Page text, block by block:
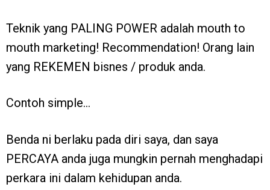
Teknik yang PALING POWER adalah mouth to
mouth marketing! Recommendation! Orang lain
yang REKEMEN bisnes / produk anda.
Contoh simple…
Benda ni berlaku pada diri saya, dan saya
PERCAYA anda juga mungkin pernah menghadapi
perkara ini dalam kehidupan anda.